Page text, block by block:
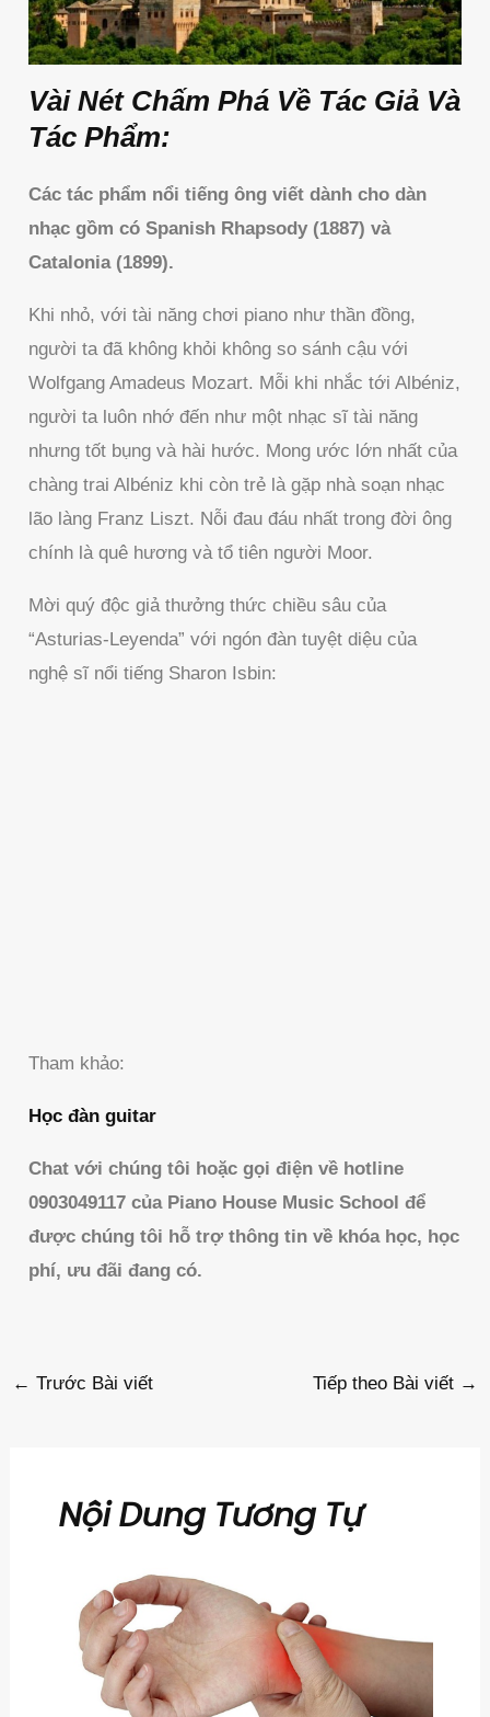
Vài Nét Chấm Phá Về Tác Giả Và
Tác Phẩm:
Các tác phẩm nổi tiếng ông viết dành cho dàn
nhạc gồm có Spanish Rhapsody (1887) và
Catalonia (1899).
Khi nhỏ, với tài năng chơi piano như thần đồng,
người ta đã không khỏi không so sánh cậu với
Wolfgang Amadeus Mozart. Mỗi khi nhắc tới Albéniz,
người ta luôn nhớ đến như một nhạc sĩ tài năng
nhưng tốt bụng và hài hước. Mong ước lớn nhất của
chàng trai Albéniz khi còn trẻ là gặp nhà soạn nhạc
lão làng Franz Liszt. Nỗi đau đáu nhất trong đời ông
chính là quê hương và tổ tiên người Moor.
Mời quý độc giả thưởng thức chiều sâu của
“Asturias-Leyenda” với ngón đàn tuyệt diệu của
nghệ sĩ nổi tiếng Sharon Isbin:
Tham khảo:
Học đàn guitar
Chat với chúng tôi hoặc gọi điện về hotline
0903049117 của Piano House Music School để
được chúng tôi hỗ trợ thông tin về khóa học, học
phí, ưu đãi đang có.
← Trước Bài viết Tiếp theo Bài viết →
Nội Dung Tương Tự